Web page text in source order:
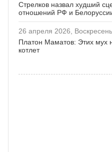
Стрелков назвал худший
отношений РФ и
26 апреля 2026,
Платон Маматов: Этих мух
котлет